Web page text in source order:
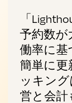
「
予約数が
働率に基
簡単に
ッキン
営と会計